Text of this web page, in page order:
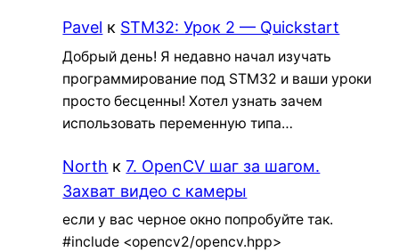
Pavel к STM32: Урок 2 — Quickstart
Добрый день! Я недавно начал изучать
программирование под STM32 и ваши уроки
просто бесценны! Хотел узнать зачем
использовать переменную типа…
North к7. OpenCV шаг за шагом.
Захват видео с камеры
если у вас черное окно попробуйте так.
#include <opencv2/opencv.hpp>